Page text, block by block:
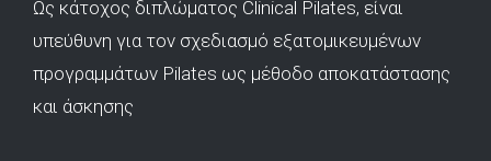
Ως κάτοχος διπλώματος Clinical Pilates, είναι
υπεύθυνη για τον σχεδιασμό εξατομικευμένων
προγραμμάτων Pilates ως μέθοδο αποκατάστασης
και άσκησης